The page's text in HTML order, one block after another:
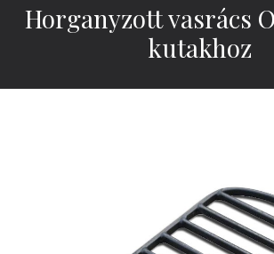
Horganyzott vasrács
kutakhoz